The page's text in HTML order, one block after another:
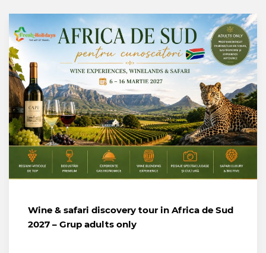
Wine & safari discovery tour in Africa de Sud
2027 – Grup adults only